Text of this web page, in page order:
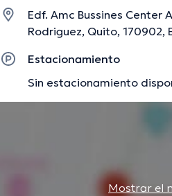
Edf. Amc Bussines Center
Rodriguez, Quito, 170902,
Estacionamiento
Sin estacionamiento
Mostrar el